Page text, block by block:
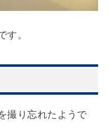
す。
撮り忘れたようで